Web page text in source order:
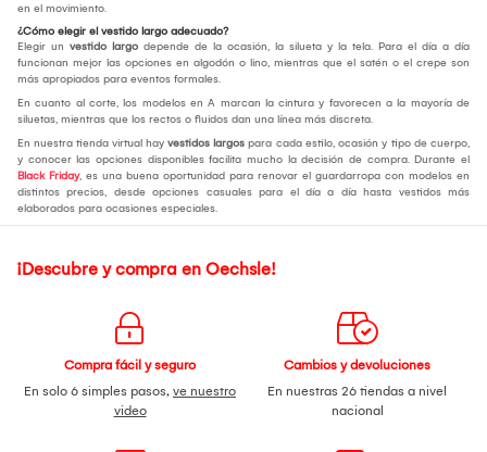
en el movimiento.
¿Cómo elegir el vestido largo adecuado?
Elegir un vestido largo depende de la ocasión, la silueta y la tela. Para el día a día
funcionan mejor las opciones en algodón o lino, mientras que el satén o el crepe son
más apropiados para eventos formales.
En cuanto al corte, los modelos en A marcan la cintura y favorecen a la mayoría de
siluetas, mientras que los rectos o fluidos dan una línea más discreta.
En nuestra tienda virtual hay vestidos largos para cada estilo, ocasión y tipo de cuerpo,
y conocer las opciones disponibles facilita mucho la decisión de compra. Durante el
Black Friday, es una buena oportunidad para renovar el guardarropa con modelos en
distintos precios, desde opciones casuales para el día a día hasta vestidos más
elaborados para ocasiones especiales.
¡Descubre y compra en Oechsle!
Compra fácil y seguro
En solo 6 simples pasos, ve nuestro
video
Cambios y devoluciones
En nuestras 26 tiendas a nivel
nacional